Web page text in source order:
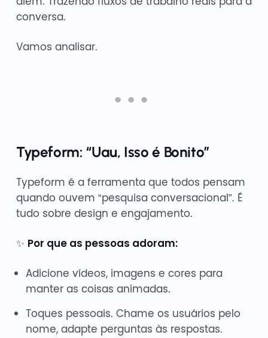
conversa.
Vamos analisar.
Typeform: “Uau, Isso é Bonito”
Typeform é a ferramenta que todos pensam
quando ouvem “pesquisa conversacional”. É
tudo sobre design e engajamento.
✨ Por que as pessoas adoram:
Adicione vídeos, imagens e cores para
manter as coisas animadas.
Toques pessoais. Chame os usuários pelo
nome, adapte perguntas às respostas.